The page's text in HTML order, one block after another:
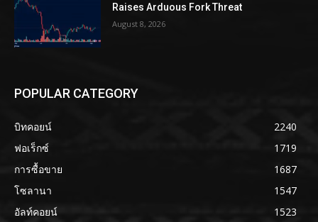
Raises Arduous Fork Threat
August 8, 2026
POPULAR CATEGORY
บิทคอยน์
2240
ฟอเร็กซ์
1719
การซื้อขาย
1687
โซลานา
1547
อัลท์คอยน์
1523